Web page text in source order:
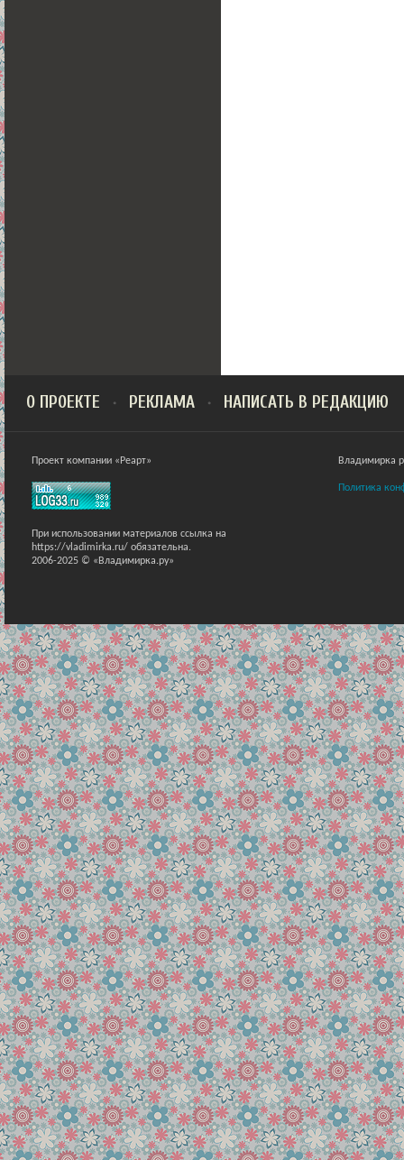
О ПРОЕКТЕ РЕКЛАМА НАПИСАТЬ В РЕДАКЦИЮ
Проект компании «Реарт»
При использовании материалов ссылка на
https://vladimirka.ru/ обязательна.
2006-2025 © «Владимирка.ру»
Владимирка
Политика